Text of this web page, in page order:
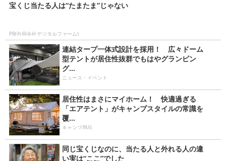
宝くじ当たる人は“たまたま”じゃない
PR(合同会社デジタルファーム)
連結タープ一体式設計を採用！ 広々ドーム
型テントが居住性抜群でもはやグランピン
グ...
ニュース・イベント
居住性はまさにマイホーム！ 快適過ぎる
「エアテント」がキャンプスタイルの常識を
覆...
キャンプ用品
同じ宝くじなのに、当たる人と外れる人の違
い実は“ここ”でした